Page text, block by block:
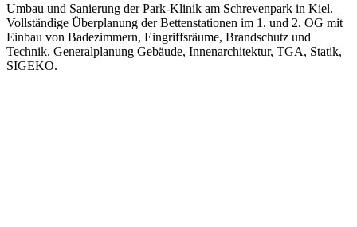
Umbau und Sanierung der Park-Klinik am Schrevenpark in Kiel.
Vollständige Überplanung der Bettenstationen im 1. und 2. OG mit
Einbau von Badezimmern, Eingriffsräume, Brandschutz und
Technik. Generalplanung Gebäude, Innenarchitektur, TGA, Statik,
SIGEKO.